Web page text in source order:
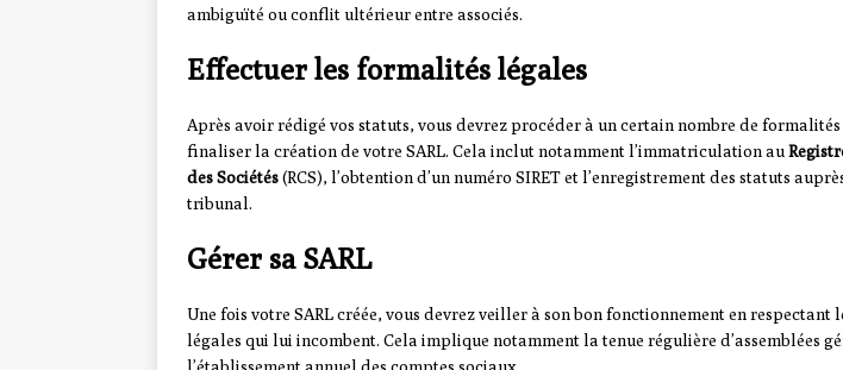
ambiguïté ou conflit ultérieur entre associés.
Effectuer les formalités légales
Après avoir rédigé vos statuts, vous devrez procéder à un certain nombre de
finaliser la création de votre SARL. Cela inclut notamment l’immatriculation au
des Sociétés(RCS), l’obtention d’un numéro SIRET et l’enregistrement des statuts
tribunal.
Gérer sa SARL
Une fois votre SARL créée, vous devrez veiller à son bon fonctionnement en respectant
légales qui lui incombent. Cela implique notamment la tenue régulière d’assemblées